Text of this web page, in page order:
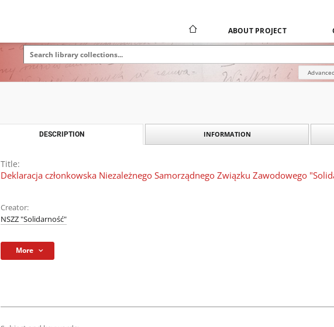
ABOUT PROJECT
DESCRIPTION INFORMATION
Title:
Deklaracja członkowska Niezależnego Samorządnego Związku Zawodowego
Creator:
NSZZ "Solidarność"
More